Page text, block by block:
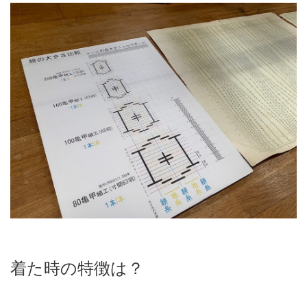
着た時の特徴は？